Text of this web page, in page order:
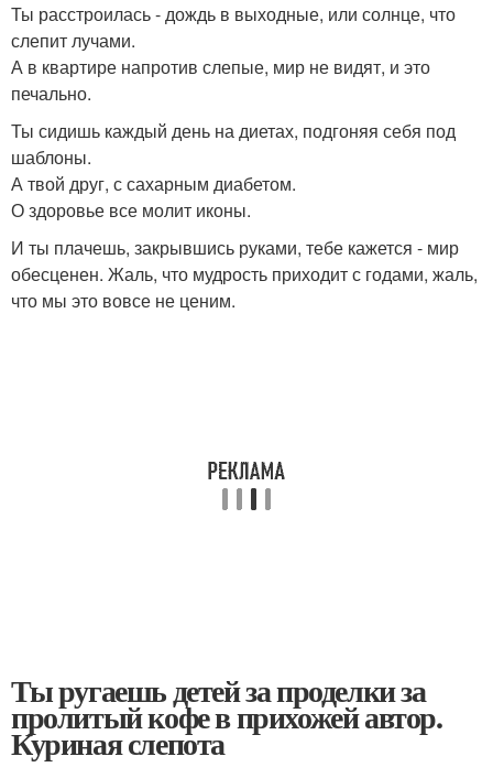
Ты расстроилась - дождь в выходные, или солнце, что
слепит лучами.
А в квартире напротив слепые, мир не видят, и это
печально.
Ты сидишь каждый день на диетах, подгоняя себя под
шаблоны.
А твой друг, с сахарным диабетом.
О здоровье все молит иконы.
И ты плачешь, закрывшись руками, тебе кажется - мир
обесценен. Жаль, что мудрость приходит с годами, жаль,
что мы это вовсе не ценим.
Ты ругаешь детей за проделки за
пролитый кофе в прихожей автор.
Куриная слепота